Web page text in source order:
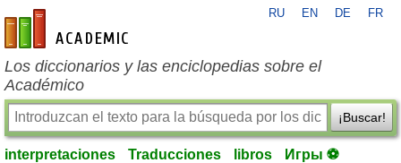
es-academic.com
RU EN DE FR
Los diccionarios y las enciclopedias sobre el
Académico
¡Buscar!
interpretaciones Traducciones libros Игры ⚽